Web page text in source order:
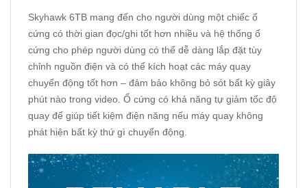
Skyhawk 6TB mang đến cho người dùng một chiếc ổ
cứng có thời gian đọc/ghi tốt hơn nhiều và hệ thống ổ
cứng cho phép người dùng có thể dễ dàng lắp đặt tùy
chỉnh nguồn điện và có thể kích hoạt các máy quay
chuyển động tốt hơn – đảm bảo không bỏ sót bất kỳ giây
phút nào trong video. Ổ cứng có khả năng tự giảm tốc độ
quay để giúp tiết kiệm điện năng nếu máy quay không
phát hiện bất kỳ thứ gì chuyển động.